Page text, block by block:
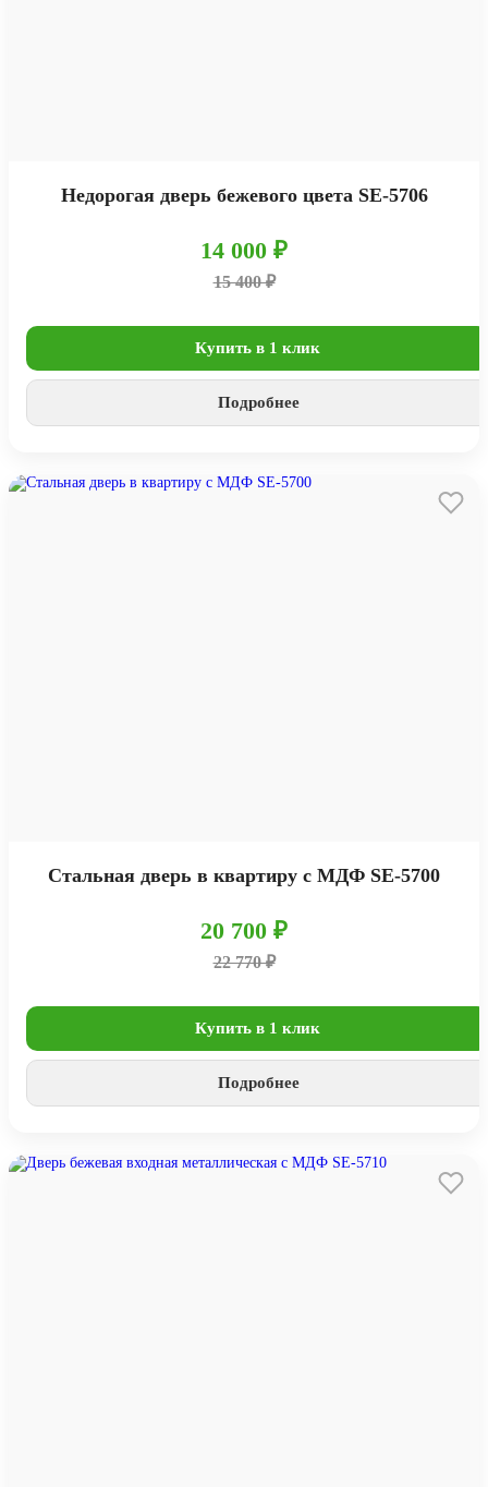
Недорогая дверь бежевого цвета SE-5706
14 000 ₽
15 400 ₽
Купить в 1 клик
Подробнее
Стальная дверь в квартиру с МДФ SE-5700
20 700 ₽
22 770 ₽
Купить в 1 клик
Подробнее